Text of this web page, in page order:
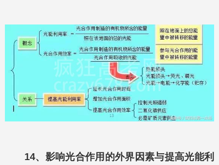
14、影响光合作用的外界因素与提高光能利